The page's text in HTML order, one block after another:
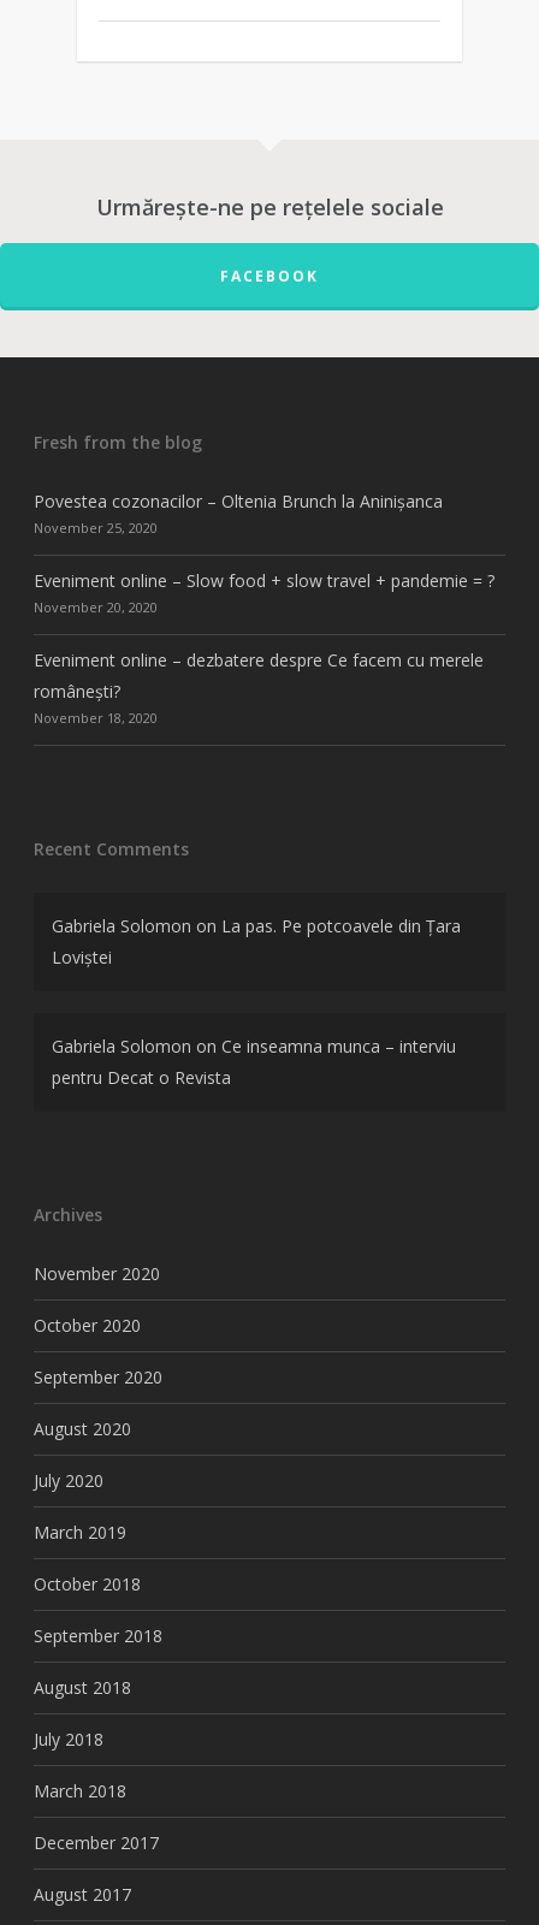
Urmărește-ne pe rețelele sociale
FACEBOOK
Fresh from the blog
Povestea cozonacilor – Oltenia Brunch la Aninișanca
November 25, 2020
Eveniment online – Slow food + slow travel + pandemie = ?
November 20, 2020
Eveniment online – dezbatere despre Ce facem cu merele
românești?
November 18, 2020
Recent Comments
Gabriela Solomon on La pas. Pe potcoavele din Țara
Loviștei
Gabriela Solomon on Ce inseamna munca – interviu
pentru Decat o Revista
Archives
November 2020
October 2020
September 2020
August 2020
July 2020
March 2019
October 2018
September 2018
August 2018
July 2018
March 2018
December 2017
August 2017